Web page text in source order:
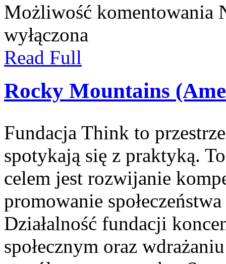
Możliwość komentowania
wyłączona
Read Full
Rocky Mountains
Fundacja Think to
spotykają się z praktyką.
celem jest rozwijanie
promowanie
Działalność fundacji
społecznym oraz